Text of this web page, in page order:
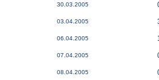
30.03.2005
03.04.2005
06.04.2005
07.04.2005
08.04.2005